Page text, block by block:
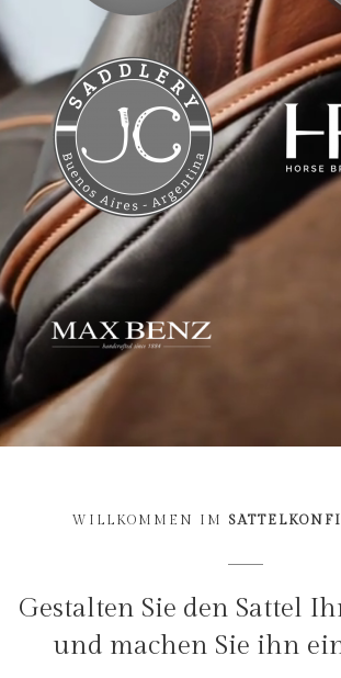
WILLKOMMEN IM
Gestalten Sie den Sattel
und machen Sie ihn